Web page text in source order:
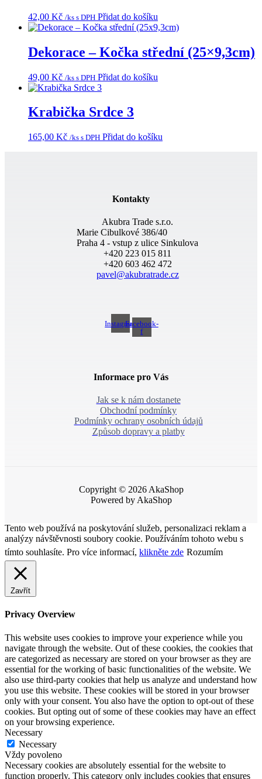
42,00 Kč /ks s DPH Přidat do košíku
Dekorace – Kočka střední (25×9,3cm)
49,00 Kč /ks s DPH Přidat do košíku
Krabička Srdce 3
165,00 Kč /ks s DPH Přidat do košíku
Kontakty
Akubra Trade s.r.o.
Marie Cibulkové 386/40
Praha 4 - vstup z ulice Sinkulova
+420 223 015 811
+420 603 462 472
pavel@akubratrade.cz
InstagramFacebook-
f
Informace pro Vás
Jak se k nám dostanete
Obchodní podmínky
Podmínky ochrany osobních údajů
Způsob dopravy a platby
Copyright © 2026 AkaShop
Powered by AkaShop
Tento web používá na poskytování služeb, personalizaci reklam a
analýzy návštěvnosti soubory cookie. Používáním tohoto webu s
tímto souhlasíte. Pro více informací, klikněte zde Rozumím
Zavřít
Privacy Overview
This website uses cookies to improve your experience while you
navigate through the website. Out of these cookies, the cookies that
are categorized as necessary are stored on your browser as they are
essential for the working of basic functionalities of the website. We
also use third-party cookies that help us analyze and understand how
you use this website. These cookies will be stored in your browser
only with your consent. You also have the option to opt-out of these
cookies. But opting out of some of these cookies may have an effect
on your browsing experience.
Necessary
Necessary
Vždy povoleno
Necessary cookies are absolutely essential for the website to
function properly. This category only includes cookies that ensures